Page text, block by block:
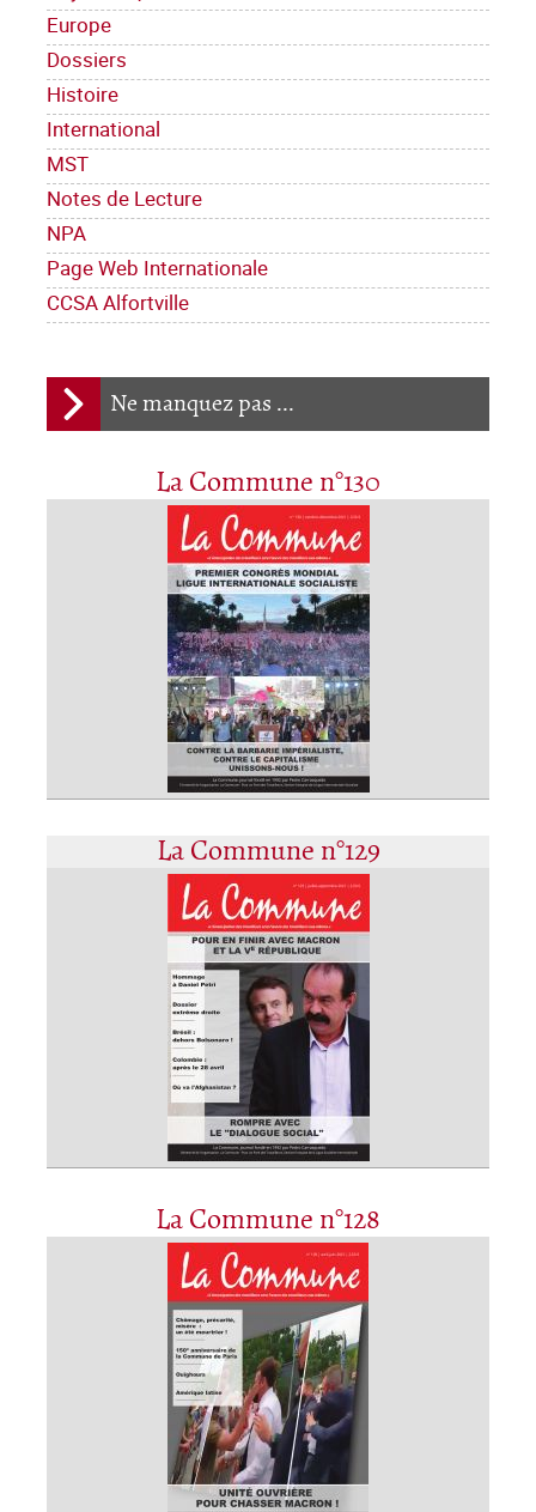
Europe
Dossiers
Histoire
International
MST
Notes de Lecture
NPA
Page Web Internationale
CCSA Alfortville
Ne manquez pas ...
La Commune n°130
La Commune n°129
La Commune n°128